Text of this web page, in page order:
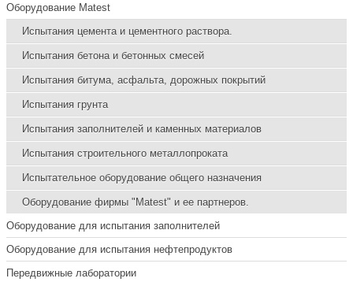
Оборудование Matest
Испытания цемента и цементного раствора.
Испытания бетона и бетонных смесей
Испытания битума, асфальта, дорожных покрытий
Испытания грунта
Испытания заполнителей и каменных материалов
Испытания строительного металлопроката
Испытательное оборудование общего назначения
Оборудование фирмы "Matest" и ее партнеров.
Оборудование для испытания заполнителей
Оборудование для испытания нефтепродуктов
Передвижные лаборатории